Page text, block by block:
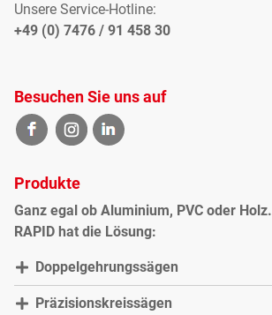
Unsere Service-Hotline:
+49 (0) 7476 / 91 458 30
Besuchen Sie uns auf
Produkte
Ganz egal ob Aluminium, PVC oder Holz.
RAPID hat die Lösung:
Doppelgehrungssägen
Präzisionskreissägen